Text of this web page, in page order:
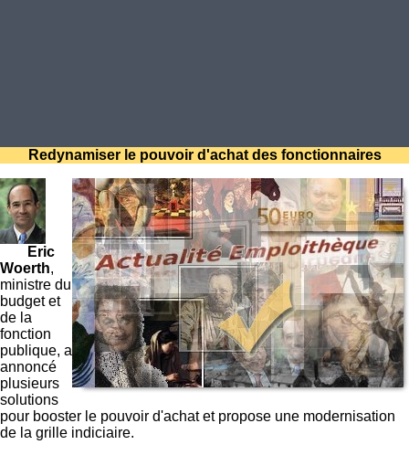
Redynamiser le pouvoir d'achat des fonctionnaires
Eric
Woerth,
ministre du
budget et
de la
fonction
publique, a
annoncé
plusieurs
solutions
pour booster le pouvoir d'achat et propose une modernisation
de la grille indiciaire.